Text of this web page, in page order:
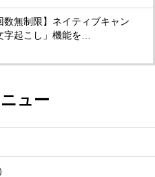
数無制限】ネイティブキャン
字起こし」機能を…
ュー